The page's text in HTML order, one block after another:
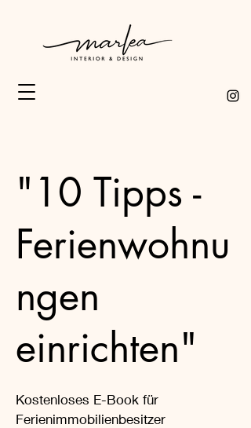
"10 Tipps -
Ferienwohnu
ngen
einrichten"
Kostenloses E-Book für
Ferienimmobilienbesitzer